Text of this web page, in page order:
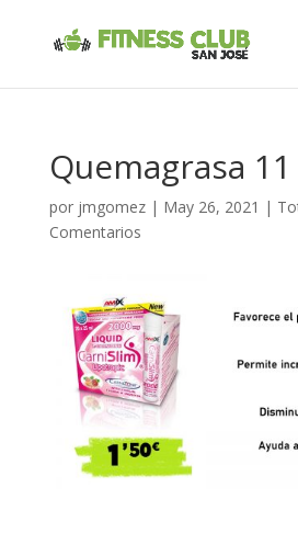
Quemagrasa 11
por jmgomez| May 26, 2021 |
Comentarios